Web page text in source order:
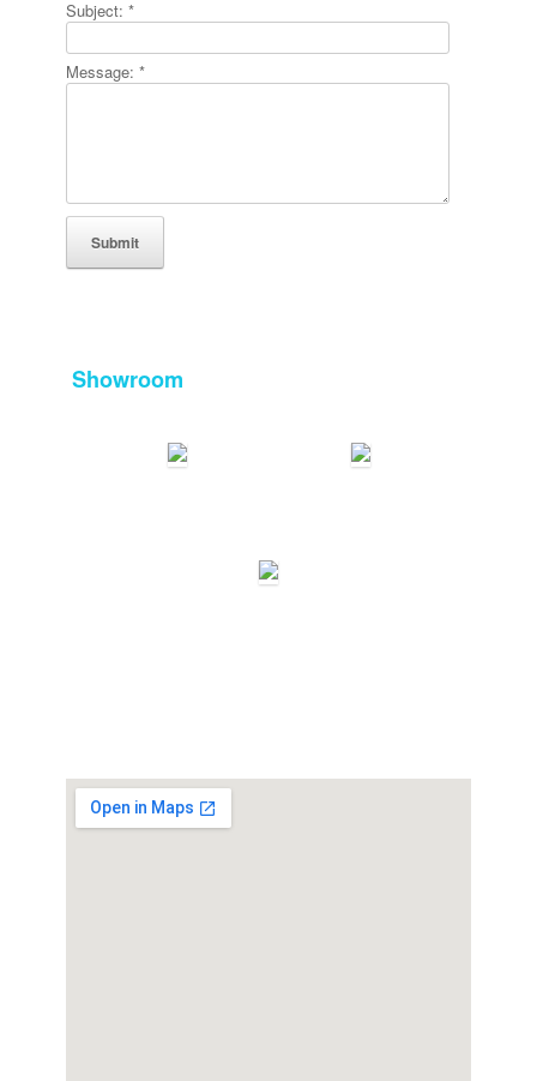
Subject: *
Message: *
Showroom